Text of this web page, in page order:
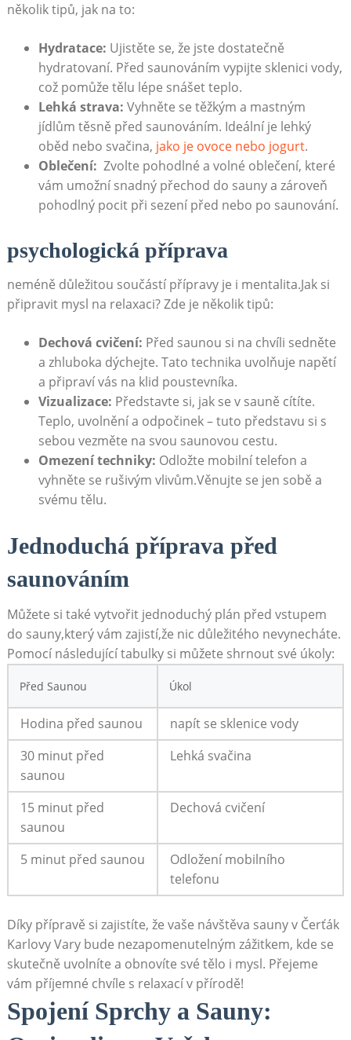
několik ⁢tipů, jak na to:
Hydratace: Ujistěte se, že jste ‍dostatečně
hydratovaní. Před saunováním vypijte sklenici vody,
⁣což pomůže tělu⁢ lépe snášet teplo.
Lehká​ strava: ‍Vyhněte⁣ se těžkým a mastným
jídlům těsně před saunováním. Ideální ⁢je lehký
oběd nebo ⁤svačina, jako je ovoce nebo jogurt.
Oblečení: ‌ Zvolte pohodlné a volné oblečení, které‌
vám umožní snadný přechod ​do sauny a⁤ zároveň ​
pohodlný pocit při sezení před nebo⁤ po saunování.
psychologická ⁢příprava
neméně⁢ důležitou součástí přípravy je i mentalita.Jak si
⁢připravit mysl na ‌relaxaci? Zde je několik tipů:
Dechová cvičení: Před saunou si na chvíli sedněte
⁢a zhluboka dýchejte. Tato technika uvolňuje napětí
a ​připraví vás na klid poustevníka.
Vizualizace: Představte si, ‍jak se v sauně ⁣cítíte.
Teplo, uvolnění a odpočinek – ⁢tuto představu si s
sebou vezměte na svou saunovou ‌cestu.
Omezení techniky: Odložte⁤ mobilní⁤ telefon a
vyhněte se rušivým vlivům.Věnujte ‌se ‌jen sobě⁤ a
svému tělu.
Jednoduchá příprava před
saunováním
Můžete si ⁣také vytvořit jednoduchý plán‍ před ⁤vstupem‌
do sauny,který vám zajistí,že nic důležitého⁤ nevynecháte.
Pomocí následující‌ tabulky si můžete shrnout své úkoly:
Před ⁣Saunou Úkol
Hodina ⁢před saunou
napít⁣ se sklenice vody
30 minut před
‌saunou
Lehká svačina
15 ⁢minut ​před
saunou
Dechová ⁢cvičení
5 minut před saunou
Odložení mobilního
telefonu
Díky přípravě si ⁤zajistíte, že vaše návštěva ⁤sauny v Čerťák
Karlovy Vary bude ​nezapomenutelným zážitkem, kde se
skutečně ‌uvolníte a obnovíte své tělo ⁣i​ mysl. Přejeme
vám ‌příjemné chvíle s relaxací v přírodě!
Spojení ⁣Sprchy a Sauny: